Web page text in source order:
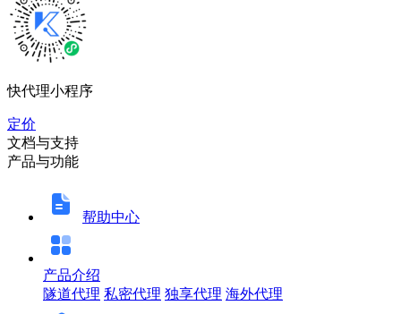
快代理小程序
定价
文档与支持
产品与功能
帮助中心
产品介绍
隧道代理 私密代理 独享代理 海外代理